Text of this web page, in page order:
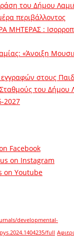
του Δήμου
περιβάλλοντος
ΜΗΤΕΡΑΣ :
«Άνοιξη
στους
του Δήμου
2027
Facebook
on Instagram
on Youtube
developmental-
full